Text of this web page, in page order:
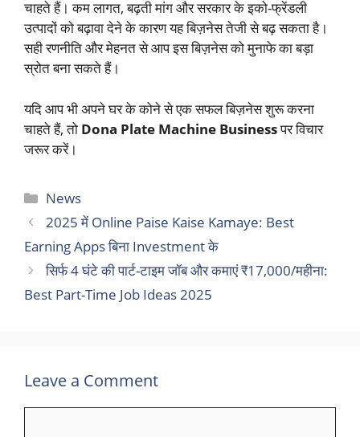
चाहते हैं। कम लागत, बढ़ती मांग और सरकार के इको-फ्रेंडली
उत्पादों को बढ़ावा देने के कारण यह बिज़नेस तेजी से बढ़ सकता है।
सही रणनीति और मेहनत से आप इस बिज़नेस को मुनाफे का बड़ा
स्रोत बना सकते हैं।
यदि आप भी अपने घर के कोने से एक सफल बिज़नेस शुरू करना
चाहते हैं, तो Dona Plate Machine Businessपर विचार
जरूर करें।
Categories
News
2025 में Online Paise Kaise Kamaye: Best
Earning Apps बिना Investment के
सिर्फ 4 घंटे की पार्ट-टाइम जॉब और कमाएं ₹17,000/महीना:
Best Part-Time Job Ideas 2025
Leave a Comment